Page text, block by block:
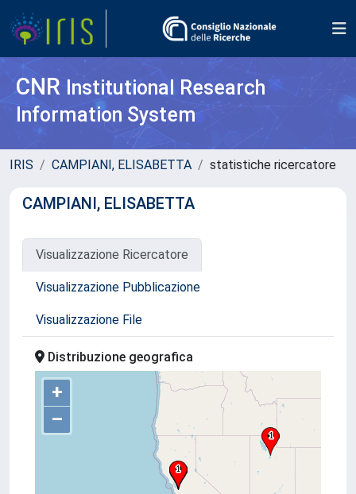
CNR Institutional Research
Information System
IRIS CAMPIANI, ELISABETTA statistiche ricercatore
CAMPIANI, ELISABETTA
Visualizzazione Ricercatore
Visualizzazione Pubblicazione
Visualizzazione File
Distribuzione geografica
+
–